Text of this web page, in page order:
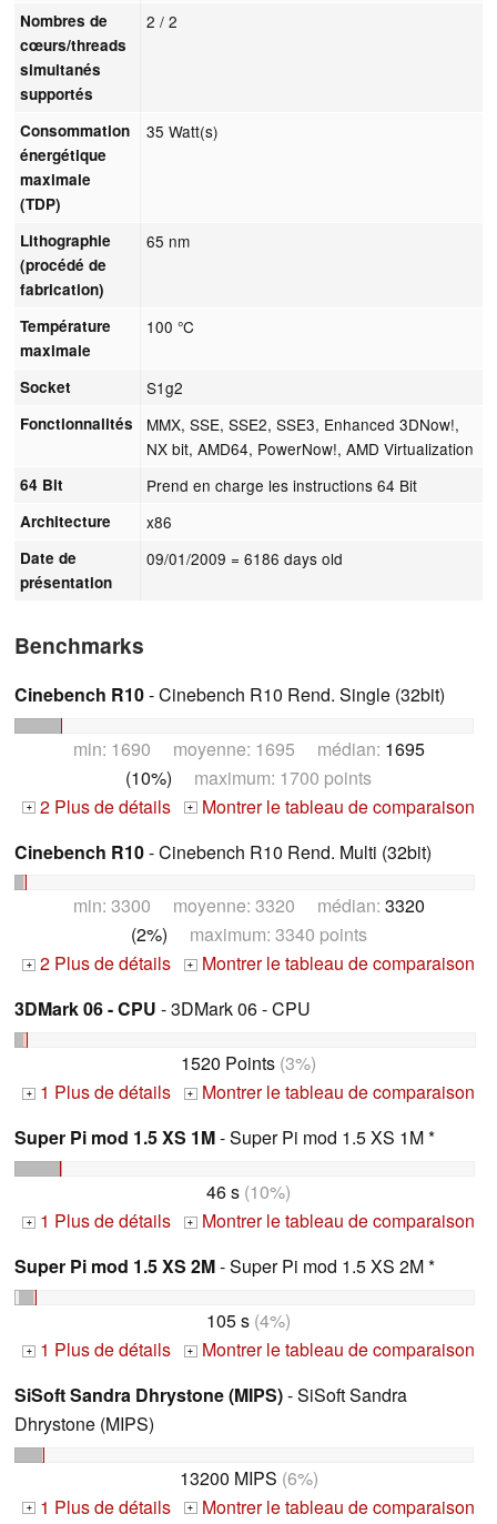
Nombres de
cœurs/threads
simultanés
supportés
2 / 2
Consommation
énergétique
maximale
(TDP)
35 Watt(s)
Lithographie
(procédé de
fabrication)
65 nm
Température
maximale
100 °C
Socket S1g2
Fonctionnalités
MMX, SSE, SSE2, SSE3, Enhanced 3DNow!,
NX bit, AMD64, PowerNow!, AMD Virtualization
64 Bit Prend en charge les instructions 64 Bit
Architecture x86
Date de
présentation
09/01/2009 = 6186 days old
Benchmarks
Cinebench R10- Cinebench R10 Rend. Single (32bit)
min: 1690 moyenne: 1695 médian: 1695
(10%) maximum: 1700 points
+ 2 Plus de détails + Montrer le tableau de comparaison
Cinebench R10- Cinebench R10 Rend. Multi (32bit)
min: 3300 moyenne: 3320 médian: 3320
(2%) maximum: 3340 points
+ 2 Plus de détails + Montrer le tableau de comparaison
3DMark 06 - CPU - 3DMark 06 - CPU
1520 Points (3%)
+ 1 Plus de détails + Montrer le tableau de comparaison
Super Pi mod 1.5 XS 1M- Super Pi mod 1.5 XS 1M *
46 s (10%)
+ 1 Plus de détails + Montrer le tableau de comparaison
Super Pi mod 1.5 XS 2M- Super Pi mod 1.5 XS 2M *
105 s (4%)
+ 1 Plus de détails + Montrer le tableau de comparaison
SiSoft Sandra Dhrystone (MIPS)- SiSoft Sandra
Dhrystone (MIPS)
13200 MIPS (6%)
+ 1 Plus de détails + Montrer le tableau de comparaison